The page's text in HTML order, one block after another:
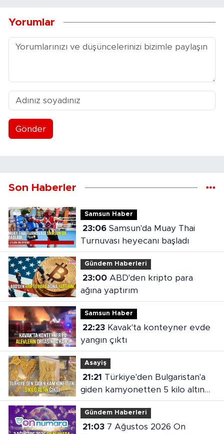
Yorumlar
Gönder
Son Haberler
Samsun Haber
23:06Samsun'da Muay Thai
Turnuvası heyecanı başladı
Gündem Haberleri
23:00ABD'den kripto para
ağına yaptırım
Samsun Haber
22:23Kavak'ta konteyner evde
yangın çıktı
Asayiş
21:21
giden kamyonetten 5 kilo altın
çıktı
Gündem Haberleri
21:037 Ağustos 2026 On